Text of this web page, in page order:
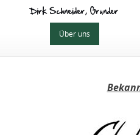
Dirk Schneider, Gründer
Über uns